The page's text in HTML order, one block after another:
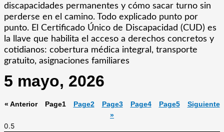
discapacidades permanentes y cómo sacar turno sin
perderse en el camino. Todo explicado punto por
punto. El Certificado Único de Discapacidad (CUD) es
la llave que habilita el acceso a derechos concretos y
cotidianos: cobertura médica integral, transporte
gratuito, asignaciones familiares
5 mayo, 2026
« Anterior Page1 Page2 Page3 Page4 Page5
Siguiente
»